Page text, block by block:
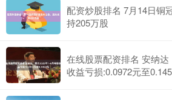
配资炒股排名 7月14日铜
持205万股
在线股票配资排名 安纳
收益亏损:0.0972元至